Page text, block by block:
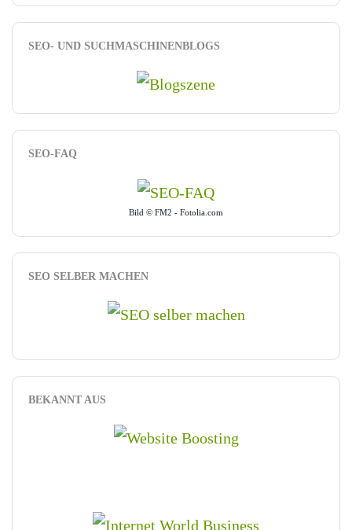
SEO- UND SUCHMASCHINENBLOGS
SEO-FAQ
Bild © FM2 - Fotolia.com
SEO SELBER MACHEN
BEKANNT AUS